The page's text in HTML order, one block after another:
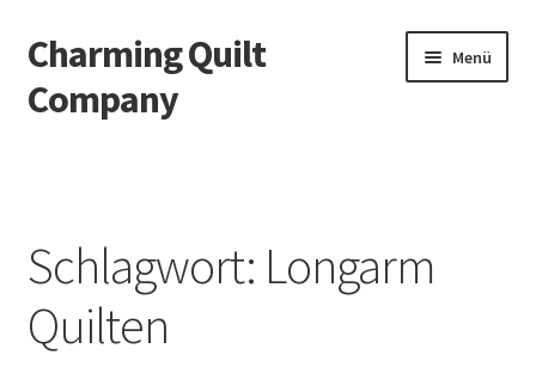
Zur
Navigation
springen
Zum
Inhalt
springen
Charming Quilt
Company
Menü
Blog
Datenschutzbelehrung
Schlagwort: Longarm
Quilten